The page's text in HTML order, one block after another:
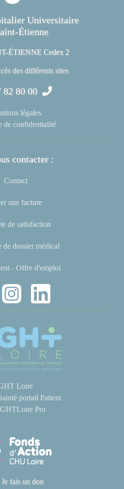
Universitaire
Étienne
ÉTIENNE Cedex 2
des différents sites
82 80 00
légales
de confidentialité
contacter :
Contact
une facture
de satisfaction
de dossier médical
- Offre d'emploi
Loire
portail Patient
Pro
fais un don